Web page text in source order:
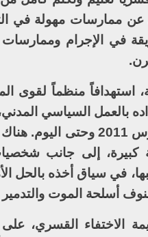
ممارسات مهولة في
في الإجرام
استهدافاً منظماً لقوى
بالعمل السياسي
وضح النهار منذ آذار/
كبيرة، إلى جانب
في سياق أخذه بالحل
أسلحة الموت
الاختفاء القسري،